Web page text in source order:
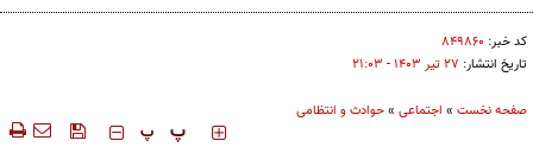
کد خبر: ۸۴۹۸۶۰
تاریخ انتشار: ۲۷ تير ۱۴۰۳ - ۲۱:۰۳
صفحه نخست » اجتماعی »حوادث و انتظامی
‍‍‍ پ پ